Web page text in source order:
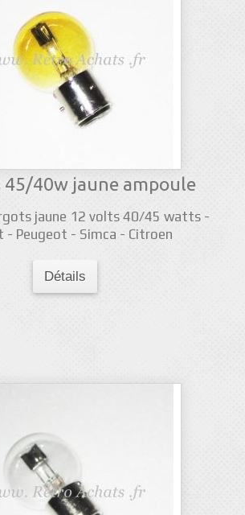
45/40w jaune ampoule
jaune 12 volts 40/45 watts -
- Peugeot - Simca - Citroen
Détails